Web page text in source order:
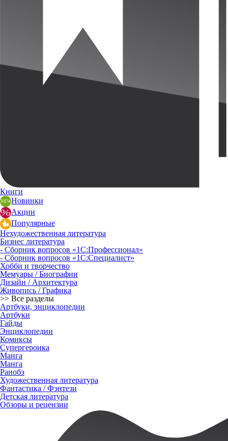
Книги
Новинки
Акции
Популярные
Нехудожественная литература
Бизнес литература
- Сборник вопросов «1С:Профессионал»
- Сборник вопросов «1С:Специалист»
Хобби и творчество
Мемуары / Биографии
Дизайн / Архитектура
Живопись / Графика
>> Все разделы
Артбуки, энциклопедии
Артбуки
Гайды
Энциклопедии
Комиксы
Супергероика
Манга
Манга
Ранобэ
Художественная литература
Фантастика / Фэнтези
Детская литература
Обзоры и рецензии